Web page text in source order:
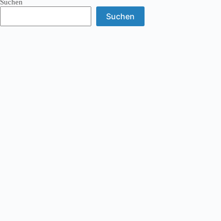
Suchen
Suchen